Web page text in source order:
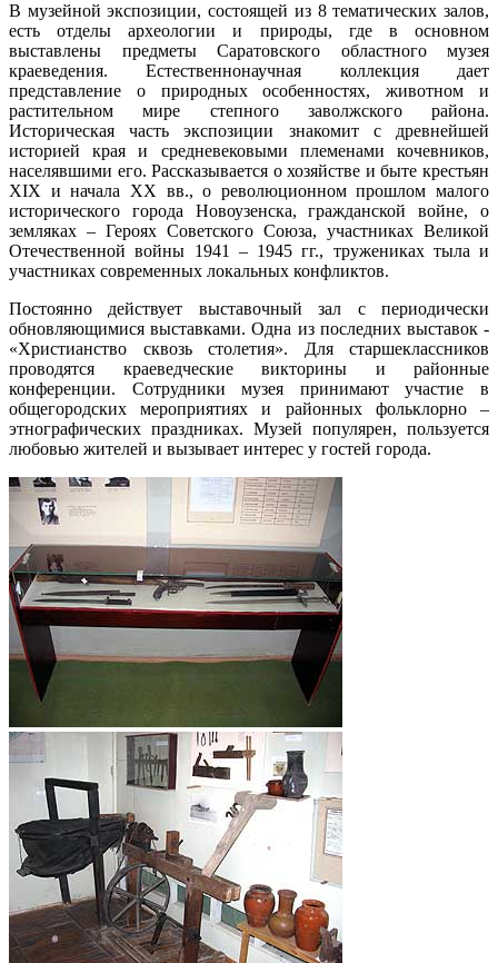
В музейной экспозиции, состоящей из 8 тематических залов,
есть отделы археологии и природы, где в основном
выставлены предметы Саратовского областного музея
краеведения. Естественнонаучная коллекция дает
представление о природных особенностях, животном и
растительном мире степного заволжского района.
Историческая часть экспозиции знакомит с древнейшей
историей края и средневековыми племенами кочевников,
населявшими его. Рассказывается о хозяйстве и быте крестьян
XIX и начала ХХ вв., о революционном прошлом малого
исторического города Новоузенска, гражданской войне, о
земляках – Героях Советского Союза, участниках Великой
Отечественной войны 1941 – 1945 гг., тружениках тыла и
участниках современных локальных конфликтов.
Постоянно действует выставочный зал с периодически
обновляющимися выставками. Одна из последних выставок -
«Христианство сквозь столетия». Для старшеклассников
проводятся краеведческие викторины и районные
конференции. Сотрудники музея принимают участие в
общегородских мероприятиях и районных фольклорно –
этнографических праздниках. Музей популярен, пользуется
любовью жителей и вызывает интерес у гостей города.